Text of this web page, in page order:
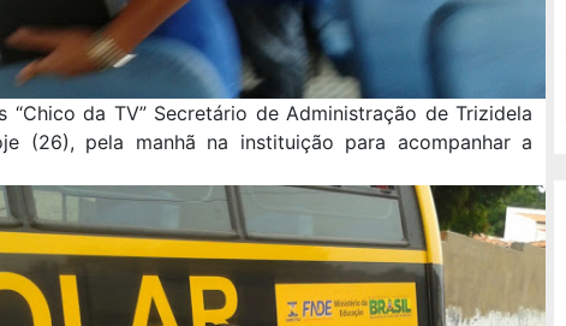
“Chico da TV” Secretário de Administração de Trizidela
(26), pela manhã na instituição para acompanhar a